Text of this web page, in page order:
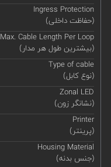
Ingress Protection
(حفاظت داخلی)
Max. Cable Length Per Loop
(بیشترین طول هر مدار)
Type of cable
(نوع کابل)
Zonal LED
(نشانگر زون)
Printer
(پرینتر)
Housing Material
(جنس بدنه)